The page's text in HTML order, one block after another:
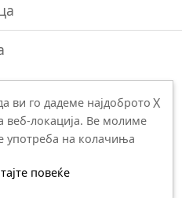
Македонија |
d.o.o.
ви го дадеме најдоброто
веб-локација. Ве молиме
употреба на колачиња
повеќе
X